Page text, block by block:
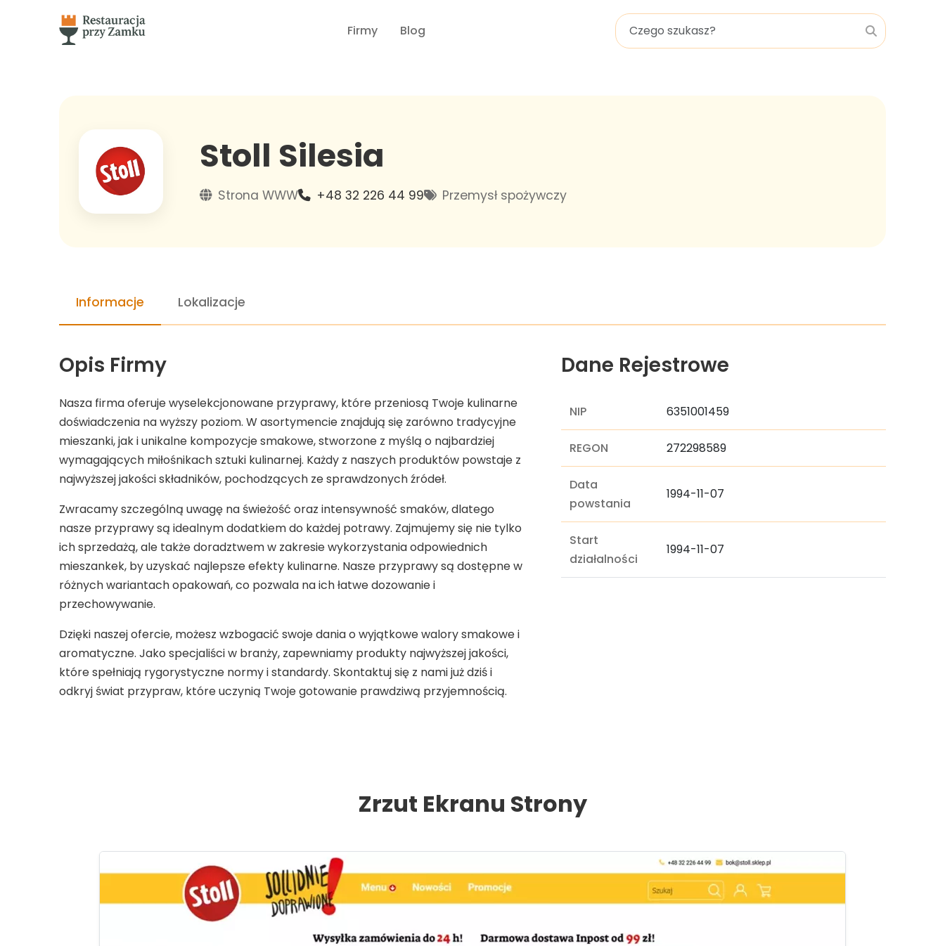
Firmy Blog
Stoll Silesia
Strona WWW +48 32 226 44 99 Przemysł spożywczy
Informacje Lokalizacje
Opis Firmy
Nasza firma oferuje wyselekcjonowane przyprawy, które przeniosą Twoje kulinarne
doświadczenia na wyższy poziom. W asortymencie znajdują się zarówno tradycyjne
mieszanki, jak i unikalne kompozycje smakowe, stworzone z myślą o najbardziej
wymagających miłośnikach sztuki kulinarnej. Każdy z naszych produktów powstaje z
najwyższej jakości składników, pochodzących ze sprawdzonych źródeł.
Zwracamy szczególną uwagę na świeżość oraz intensywność smaków, dlatego
nasze przyprawy są idealnym dodatkiem do każdej potrawy. Zajmujemy się nie tylko
ich sprzedażą, ale także doradztwem w zakresie wykorzystania odpowiednich
mieszankek, by uzyskać najlepsze efekty kulinarne. Nasze przyprawy są dostępne w
różnych wariantach opakowań, co pozwala na ich łatwe dozowanie i
przechowywanie.
Dzięki naszej ofercie, możesz wzbogacić swoje dania o wyjątkowe walory smakowe i
aromatyczne. Jako specjaliści w branży, zapewniamy produkty najwyższej jakości,
które spełniają rygorystyczne normy i standardy. Skontaktuj się z nami już dziś i
odkryj świat przypraw, które uczynią Twoje gotowanie prawdziwą przyjemnością.
Dane Rejestrowe
NIP 6351001459
REGON 272298589
Data
powstania
1994-11-07
Start
działalności
1994-11-07
Zrzut Ekranu Strony